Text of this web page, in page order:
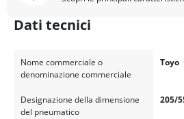
Dati tecnici
Nome commerciale o
denominazione commerciale
Toyo
Designazione della dimensione
del pneumatico
205/